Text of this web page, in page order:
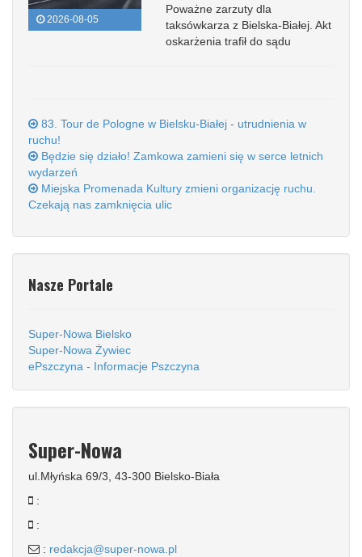
2026-08-05
Poważne zarzuty dla
taksówkarza z Bielska-Białej. Akt
oskarżenia trafił do sądu
83. Tour de Pologne w Bielsku-Białej - utrudnienia w
ruchu!
Będzie się działo! Zamkowa zamieni się w serce letnich
wydarzeń
Miejska Promenada Kultury zmieni organizację ruchu.
Czekają nas zamknięcia ulic
Nasze Portale
Super-Nowa Bielsko
Super-Nowa Żywiec
ePszczyna - Informacje Pszczyna
Super-Nowa
ul.Młyńska 69/3, 43-300 Bielsko-Biała
:
:
: redakcja@super-nowa.pl